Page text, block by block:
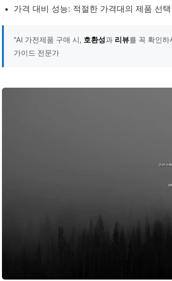
가격 대비 성능: 적절한 가격대의 제품 선택
"AI 가전제품 구매 시, 호환성과 리뷰를 꼭 확인
가이드 전문가